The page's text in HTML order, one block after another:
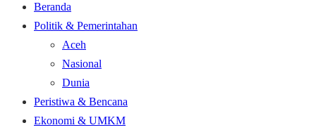
Beranda
Politik & Pemerintahan
Aceh
Nasional
Dunia
Peristiwa & Bencana
Ekonomi & UMKM